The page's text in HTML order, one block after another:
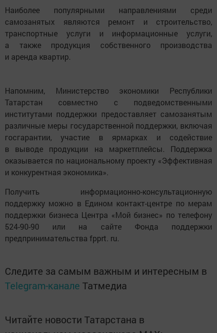
Наиболее популярными направлениями среди
самозанятых являются ремонт и строительство,
транспортные услуги и информационные услуги,
а также продукция собственного производства
и аренда квартир.
Напомним, Министерство экономики Республики
Татарстан совместно с подведомственными
институтами поддержки предоставляет самозанятым
различные меры государственной поддержки, включая
госгарантии, участие в ярмарках и содействие
в выводе продукции на маркетплейсы. Поддержка
оказывается по национальному проекту «Эффективная
и конкурентная экономика».
Получить информационно-консультационную
поддержку можно в Едином контакт-центре по мерам
поддержки бизнеса Центра «Мой бизнес» по телефону
524-90-90 или на сайте Фонда поддержки
предпринимательства fpprt. ru.
Следите за самым важным и интересным в
Telegram-канале Татмедиа
Читайте новости Татарстана в